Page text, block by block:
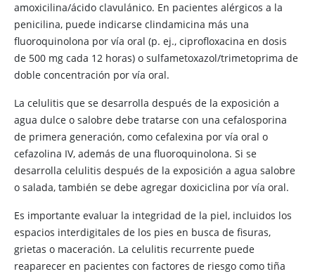
amoxicilina/ácido clavulánico. En pacientes alérgicos a la
penicilina, puede indicarse clindamicina más una
fluoroquinolona por vía oral (p. ej., ciprofloxacina en dosis
de 500 mg cada 12 horas) o sulfametoxazol/trimetoprima de
doble concentración por vía oral.
La celulitis que se desarrolla después de la exposición a
agua dulce o salobre debe tratarse con una cefalosporina
de primera generación, como cefalexina por vía oral o
cefazolina IV, además de una fluoroquinolona. Si se
desarrolla celulitis después de la exposición a agua salobre
o salada, también se debe agregar doxiciclina por vía oral.
Es importante evaluar la integridad de la piel, incluidos los
espacios interdigitales de los pies en busca de fisuras,
grietas o maceración. La celulitis recurrente puede
reaparecer en pacientes con factores de riesgo como tiña